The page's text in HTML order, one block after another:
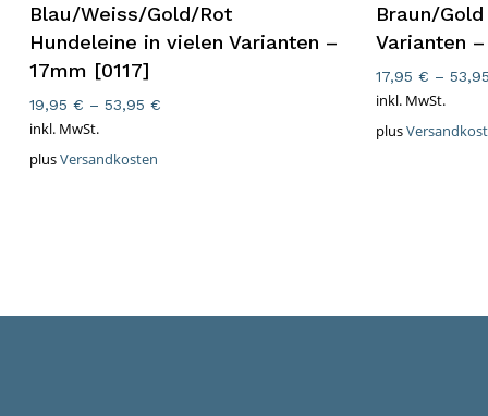
Blau/Weiss/Gold/Rot
Hundeleine in vielen Varianten –
17mm [0117]
19,95 € – 53,95 €
inkl. MwSt.
plusVersandkosten
Braun/
Varianten
17,95€ –
inkl. MwSt.
plus